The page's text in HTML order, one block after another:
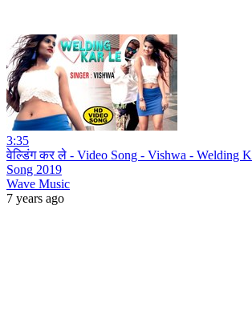
3:35
वेल्डिंग कर ले - Video Song - Vishwa - Welding
Song 2019
Wave Music
7 years ago